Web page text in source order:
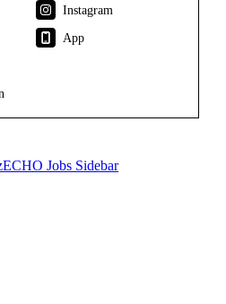
Instagram
App